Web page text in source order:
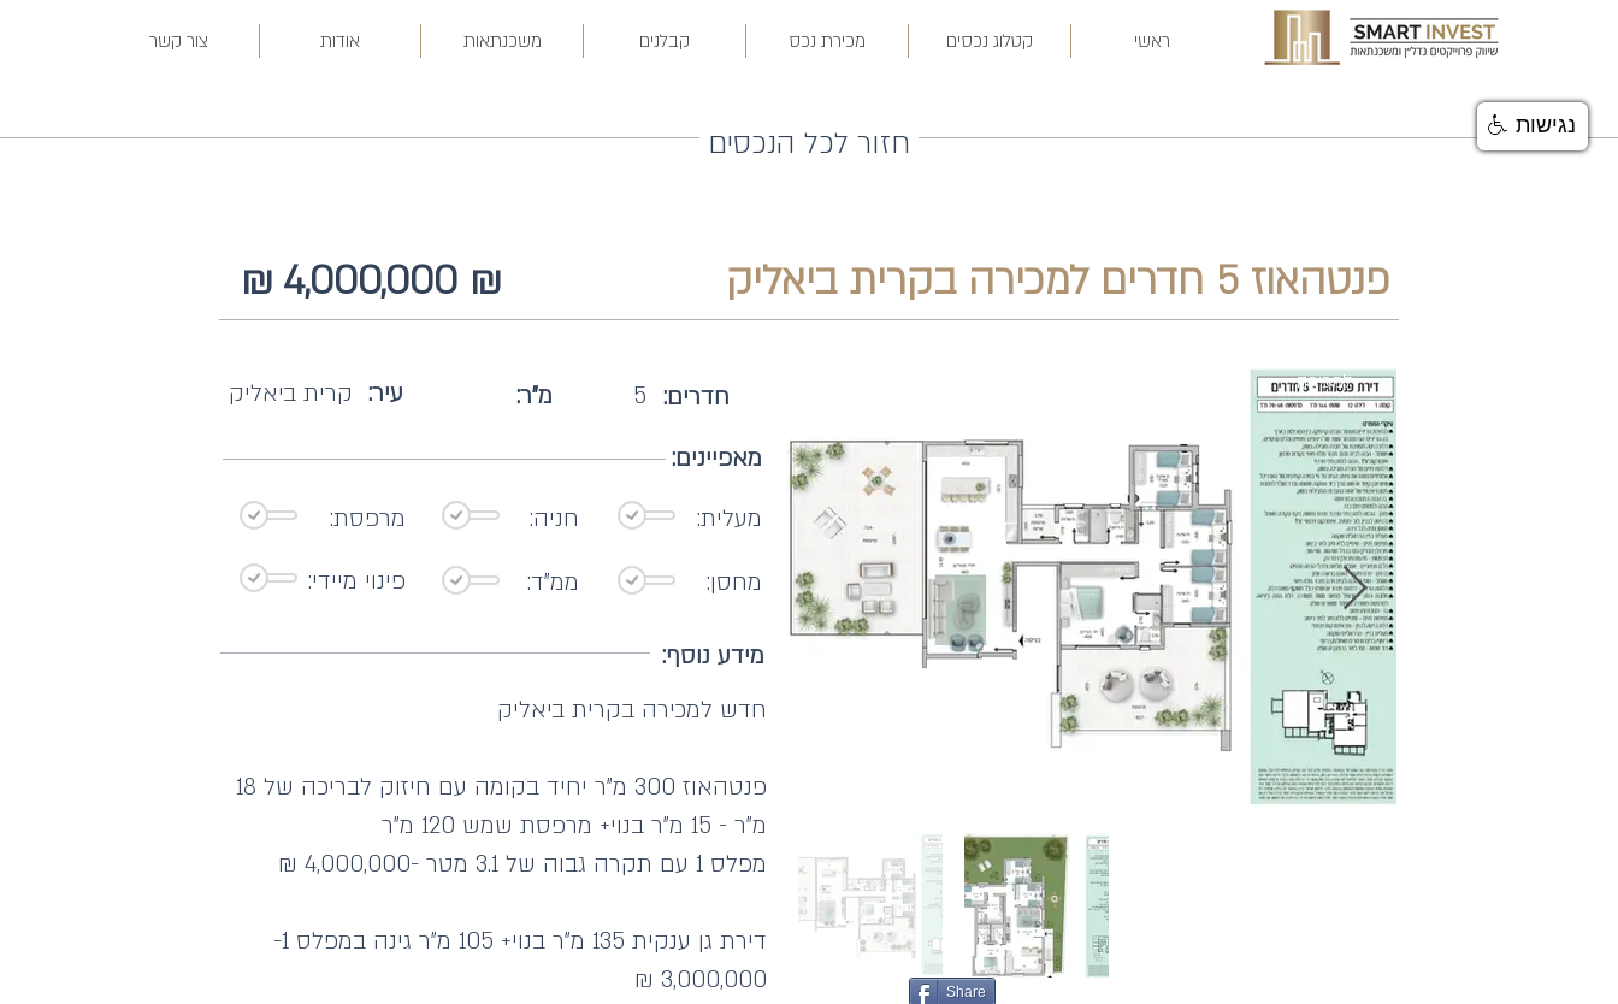
ראשי קטלוג נכסים מכירת נכס קבלנים משכנתאות אודות צור קשר
חזור לכל הנכסים
₪ ₪ 4,000,000 פנטהאוז 5 חדרים למכירה בקרית ביאליק
קרית ביאליק עיר: מ"ר: 5 חדרים:
מאפיינים:
מרפסת:
חניה:
מעלית:
פינוי מיידי:
ממ"ד: מחסן:
מידע נוסף:
חדש למכירה בקרית ביאליק
פנטהאוז 300 מ"ר יחיד בקומה עם חיזוק לבריכה של 18
מ"ר - 15 מ"ר בנוי+ מרפסת שמש 120 מ"ר
מפלס 1 עם תקרה גבוה של 3.1 מטר -4,000,000 ₪
דירת גן ענקית 135 מ"ר בנוי+ 105 מ"ר גינה במפלס 1-
3,000,000 ₪
למכירה
Share
נגישות